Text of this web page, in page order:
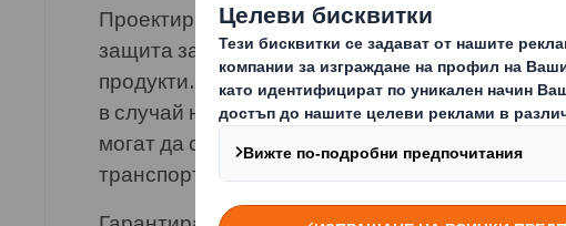
Проектираме опаковки, които гарантират
защита за продукти с висока стойност или
продукти. Този тип опаковки предупреждават
в случай на нарушаване на целостта или
могат да се случат по време на съхранение или
транспортиране.